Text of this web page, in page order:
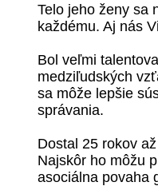
Telo jeho ženy sa
každému. Aj nás
Bol veľmi
medziľudských
sa môže lepšie
správania.
Dostal 25 rokov
Najskôr ho môžu
asociálna povaha